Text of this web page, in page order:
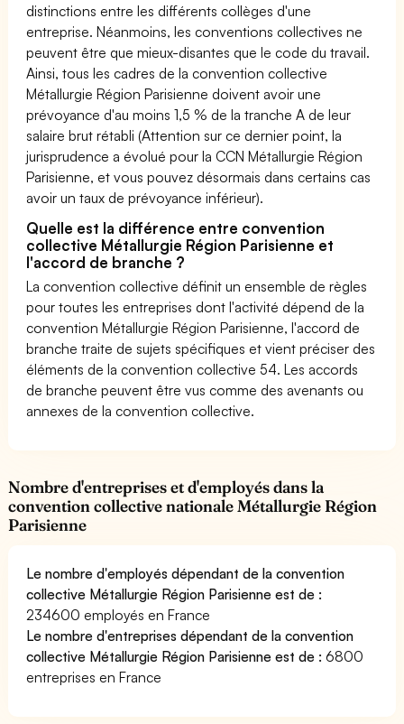
distinctions entre les différents collèges d'une
entreprise. Néanmoins, les conventions collectives ne
peuvent être que mieux-disantes que le code du travail.
Ainsi, tous les cadres de la convention collective
Métallurgie Région Parisienne doivent avoir une
prévoyance d'au moins 1,5 % de la tranche A de leur
salaire brut rétabli (Attention sur ce dernier point, la
jurisprudence a évolué pour la CCN Métallurgie Région
Parisienne, et vous pouvez désormais dans certains cas
avoir un taux de prévoyance inférieur).
Quelle est la différence entre convention
collective Métallurgie Région Parisienne et
l'accord de branche ?
La convention collective définit un ensemble de règles
pour toutes les entreprises dont l'activité dépend de la
convention Métallurgie Région Parisienne, l'accord de
branche traite de sujets spécifiques et vient préciser des
éléments de la convention collective 54. Les accords
de branche peuvent être vus comme des avenants ou
annexes de la convention collective.
Nombre d'entreprises et d'employés dans la
convention collective nationale Métallurgie Région
Parisienne
Le nombre d'employés dépendant de la convention
collective Métallurgie Région Parisienne est de :
234600 employés en France
Le nombre d'entreprises dépendant de la convention
collective Métallurgie Région Parisienne est de :6800
entreprises en France